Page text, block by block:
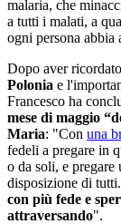
malaria, che
a tutti i malati, a
ogni persona abbia
Dopo aver
Polonia e
Francesco ha
mese di maggio
Maria: "Con una
fedeli a pregare in
o da soli, e pregare
disposizione di tutti.
con più fede e
attraversando".